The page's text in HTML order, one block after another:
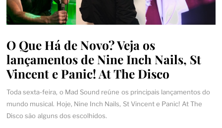
O Que Há de Novo? Veja os
lançamentos de Nine Inch Nails, St
Vincent e Panic! At The Disco
Toda sexta-feira, o Mad Sound reúne os principais lançamentos do
mundo musical. Hoje, Nine Inch Nails, St Vincent e Panic! At The
Disco são alguns dos escolhidos.